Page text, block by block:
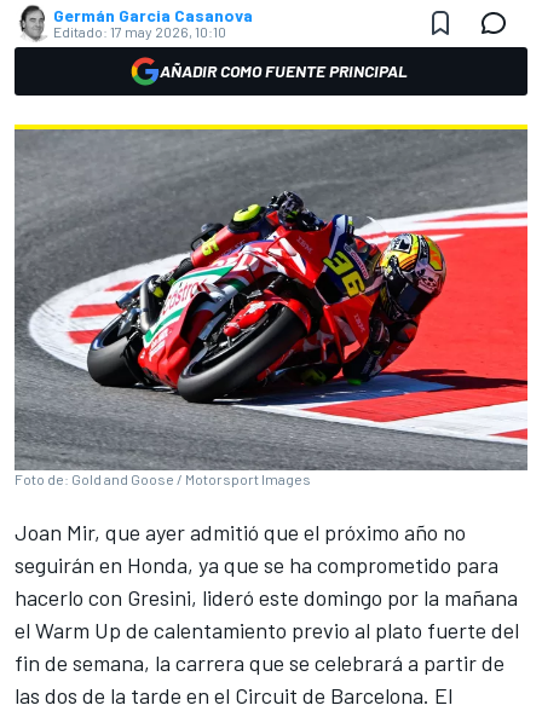
Germán Garcia Casanova
Editado: 17 may 2026, 10:10
AÑADIR COMO FUENTE PRINCIPAL
Foto de: Gold and Goose / Motorsport Images
Joan Mir, que ayer admitió que el próximo año no
seguirán en Honda, ya que se ha comprometido para
hacerlo con Gresini, lideró este domingo por la mañana
el Warm Up de calentamiento previo al plato fuerte del
fin de semana, la carrera que se celebrará a partir de
las dos de la tarde en el Circuit de Barcelona. El